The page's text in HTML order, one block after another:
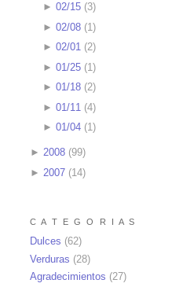
► 02/15(3)
► 02/08(1 )
► 02/01(2)
► 01/25(1 )
► 01/18(2)
► 01/11 (4)
► 01/04(1)
► 2008 (99)
► 2007 (14)
C A T E G O R I A S
Dulces (62)
Verduras (28)
Agradecimientos (27)